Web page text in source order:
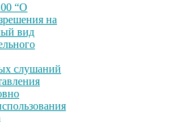
“О
на
вид
слушаний